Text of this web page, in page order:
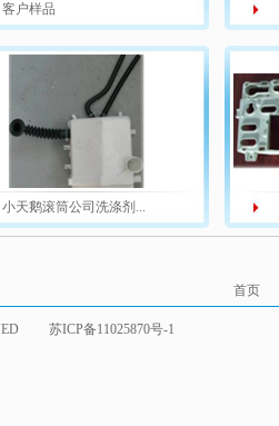
客户样品
小天鹅滚筒公司洗涤剂...
首页
苏ICP备11025870号-1